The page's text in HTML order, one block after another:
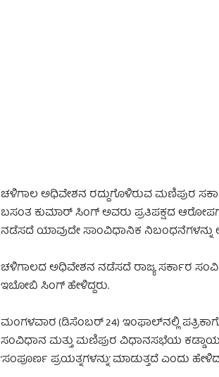
ಚಳಿಗಾಲ ಅಧಿವೇಶನ ರದ್ದುಗೊಳಿರುವ ಮಣಿಪುರ
ಬಸಂತ ಕುಮಾರ್ ಸಿಂಗ್ ಅವರು ಪ್ರತಿಪಕ್ಷದ
ನಡೆಸದೆ ಯಾವುದೇ ಸಾಂವಿಧಾನಿಕ ನಿಬಂಧನೆಗಳನ್ನು
ಚಳಿಗಾಲದ ಅಧಿವೇಶನ ನಡೆಸದೆ ರಾಜ್ಯ ಸರ್ಕಾರ
ಇಬೋಬಿ ಸಿಂಗ್ ಹೇಳಿದ್ದರು.
ಮಂಗಳವಾರ (ಡಿಸೆಂಬರ್ 24) ಇಂಫಾಲ್‌ನಲ್ಲಿ
ಸಂವಿಧಾನ ಮತ್ತು ಮಣಿಪುರ ವಿಧಾನಸಭೆಯ ಕಡ್ಡಾಯ
‘ಸಂಪೂರ್ಣ ಪ್ರಯತ್ನಗಳನ್ನು’ ಮಾಡುತ್ತದೆ ಎಂದು